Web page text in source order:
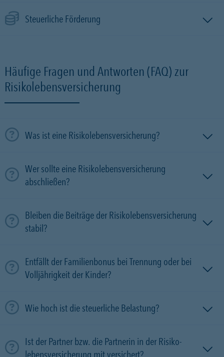
Steuerliche Förderung
Häufige Fragen und Antworten (FAQ) zur
Risikolebensversicherung
Was ist eine Risikolebensversicherung?
Wer sollte eine Risikolebensversicherung
abschließen?
Bleiben die Beiträge der Risikolebensversicherung
stabil?
Entfällt der Familienbonus bei Trennung oder bei
Volljährigkeit der Kinder?
Wie hoch ist die steuerliche Belastung?
Ist der Partner bzw. die Partnerin in der Risiko­
lebens­versicherung mit versichert?